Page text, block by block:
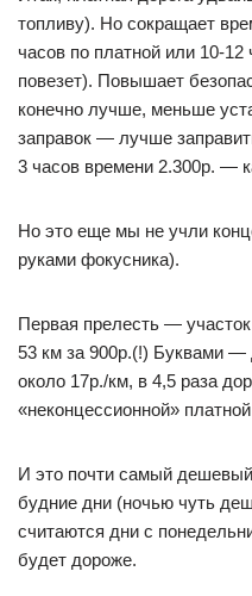
топливу). Но сокращает
часов по платной или 10-12
повезет). Повышает
конечно лучше, меньше
заправок — лучше
3 часов времени 2.300р. —
Но это еще мы не учли
руками фокусника).
Первая прелесть —
53 км за 900р.(!) Буквами —
около 17р./км, в 4,5 раза
«неконцессионной»
И это почти самый
будние дни (ночью чуть
считаются дни с
будет дороже.